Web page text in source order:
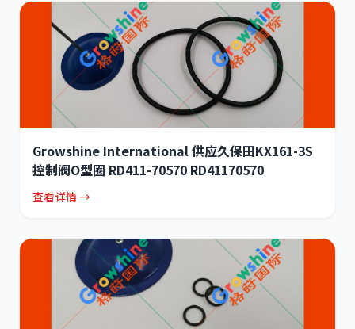
Growshine International 供应久保田KX161-3S
控制阀O型圈 RD411-70570 RD41170570
查看详情 →